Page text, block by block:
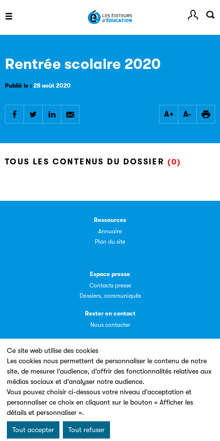
Ce site web utilise des cookies
Les cookies nous permettent de personnaliser le contenu de notre
site, de mesurer l’audience, d’offrir des fonctionnalités relatives aux
médias sociaux et d’analyser notre audience.
Vous pouvez choisir ci-dessous votre niveau d’acceptation et
personnaliser ce choix en cliquant sur le bouton « Afficher les
détails et personnaliser ».
Tout accepter Tout refuser
Rentrée scolaire 2020
Publié le : 28 août 2020
A+ A-
TOUS LES CONTENUS DU DOSSIER (0)
Ressources
Annuaire
Plan du site
Espace presse
Contacts presse
Dossiers, communiqués
Rester en contact
Nous contacter
Un site conçu en partenariat avec le
Site officiel du Festival du Livre de Paris, pour vous tenir
Clic.EDIt
Clic.EDIt, pour faciliter les échanges informatisés entre
tous les acteurs de la filière de la fabrication de livres.